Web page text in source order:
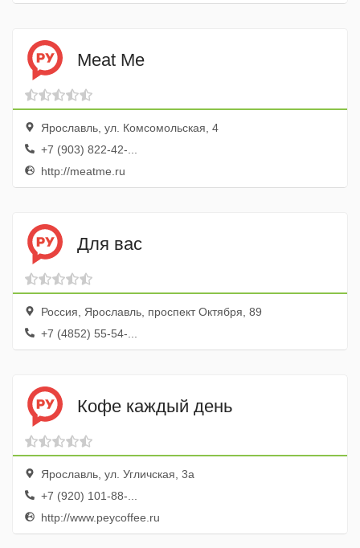
Meat Me
Ярославль, ул. Комсомольская, 4
+7 (903) 822-42-...
http://meatme.ru
Для вас
Россия, Ярославль, проспект Октября, 89
+7 (4852) 55-54-...
Кофе каждый день
Ярославль, ул. Угличская, 3а
+7 (920) 101-88-...
http://www.peycoffee.ru